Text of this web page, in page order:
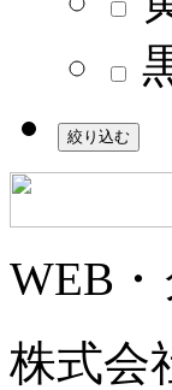
WEB
株式会